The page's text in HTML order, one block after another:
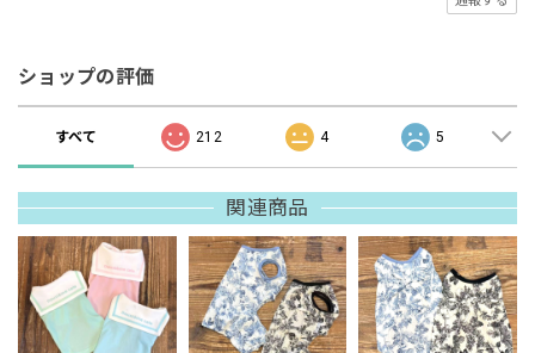
ショップの評価
すべて 212 4 5
関連商品